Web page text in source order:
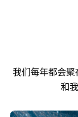
我们每年都会
和